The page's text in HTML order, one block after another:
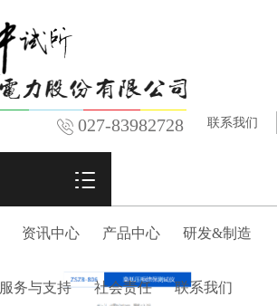
027-83982728 联系我们
资讯中心 产品中心 研发&制造
服务与支持 社会责任 联系我们